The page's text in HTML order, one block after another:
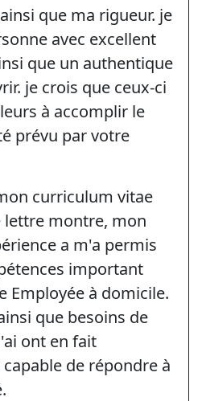
que ma rigueur. je
avec excellent
que un authentique
je crois que ceux-ci
à accomplir le
prévu par votre
curriculum vitae
lettre montre, mon
a m'a permis
important
Employée à domicile.
que besoins de
ont en fait
de répondre à